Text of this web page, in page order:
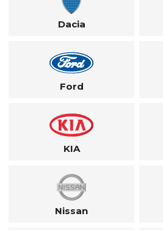
Dacia
Ford
KIA
Nissan